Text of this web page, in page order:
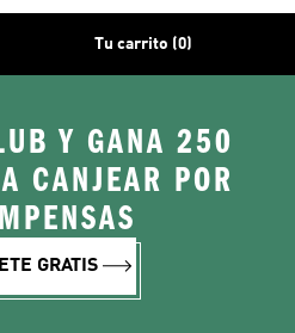
Tu carrito (0)
Y GANA 250
CANJEAR POR
GRATIS